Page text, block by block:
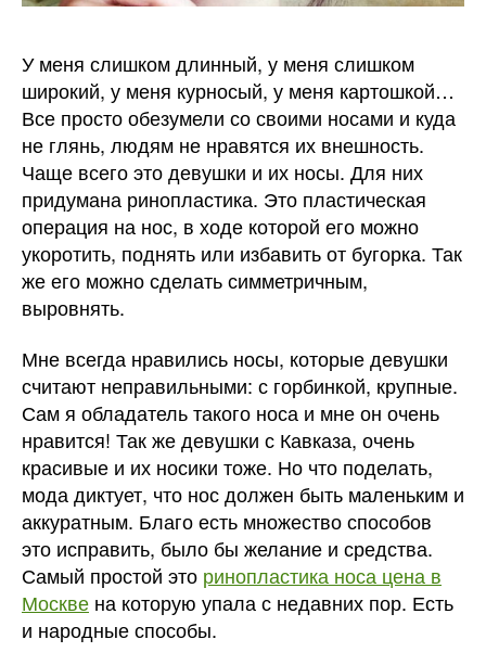
У меня слишком длинный, у меня слишком
широкий, у меня курносый, у меня картошкой…
Все просто обезумели со своими носами и куда
не глянь, людям не нравятся их внешность.
Чаще всего это девушки и их носы. Для них
придумана ринопластика. Это пластическая
операция на нос, в ходе которой его можно
укоротить, поднять или избавить от бугорка. Так
же его можно сделать симметричным,
выровнять.
Мне всегда нравились носы, которые девушки
считают неправильными: с горбинкой, крупные.
Сам я обладатель такого носа и мне он очень
нравится! Так же девушки с Кавказа, очень
красивые и их носики тоже. Но что поделать,
мода диктует, что нос должен быть маленьким и
аккуратным. Благо есть множество способов
это исправить, было бы желание и средства.
Самый простой это ринопластика носа цена в
Москве на которую упала с недавних пор. Есть
и народные способы.